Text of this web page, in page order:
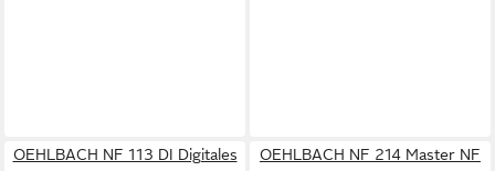
OEHLBACH NF 113 DI Digitales
OEHLBACH NF 214 Master NF